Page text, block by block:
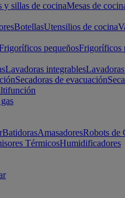
y sillas de cocinaMesas de
BotellasUtensilios de cocina
pequeñosFrigoríficos
Lavadoras integrables
Secadoras de evacuación
BatidorasAmasadoresRobots de
TérmicosHumidificadores